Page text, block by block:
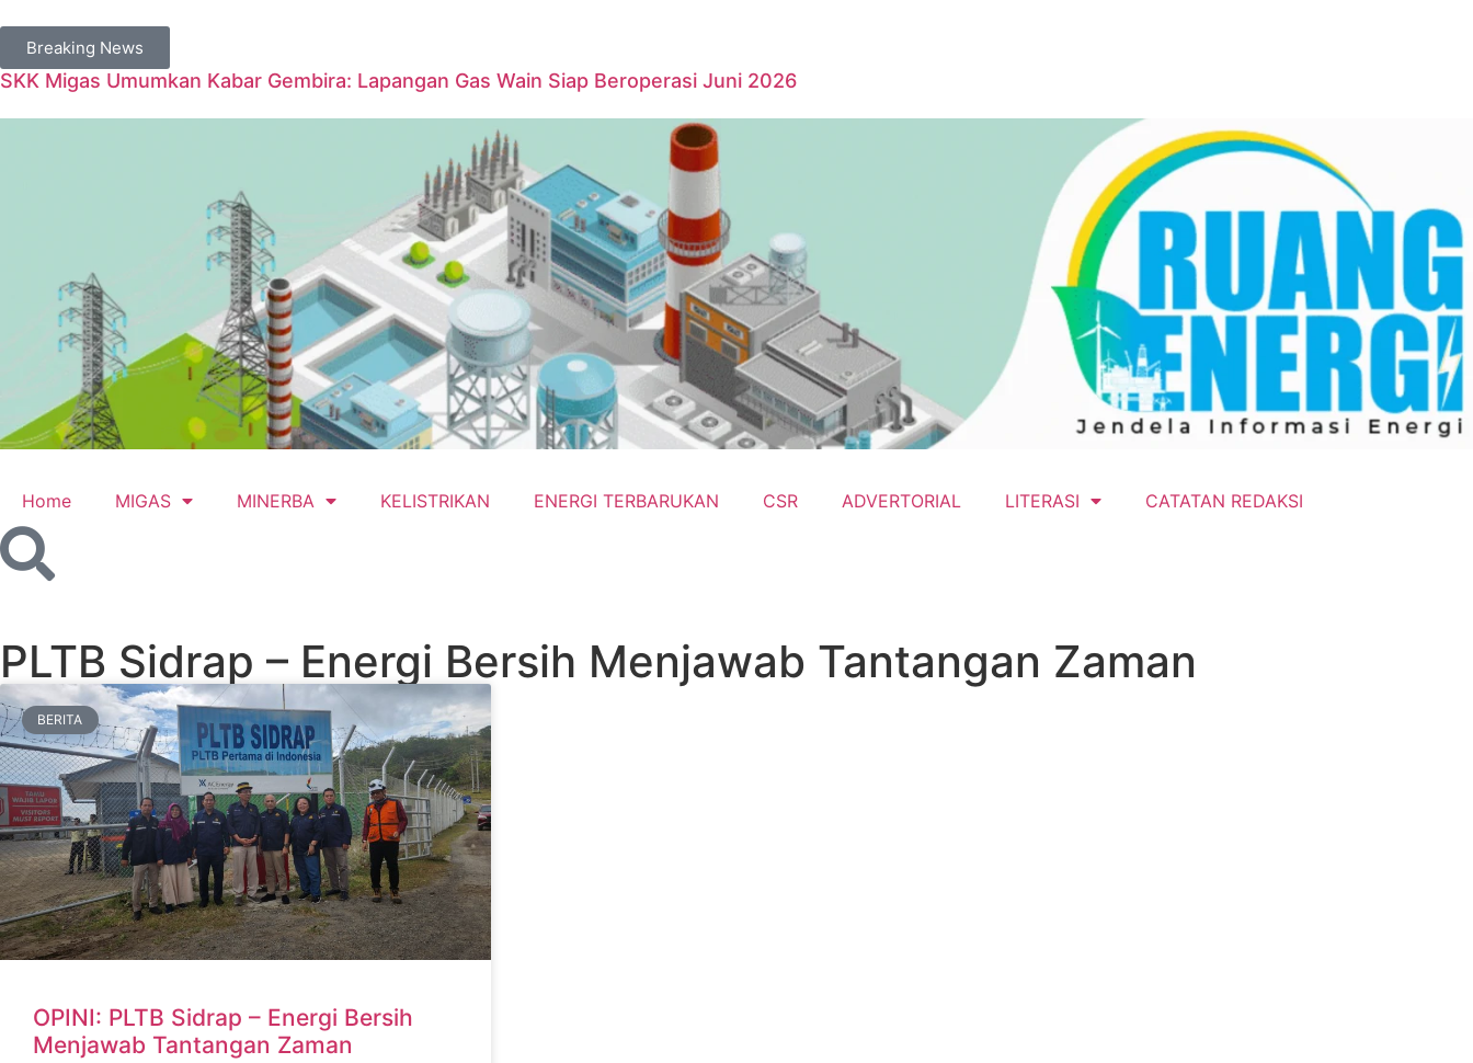
Breaking News
SKK Migas Umumkan Kabar Gembira: Lapangan Gas Wain Siap Beroperasi Juni 2026
Home MIGAS MINERBA KELISTRIKAN ENERGI TERBARUKAN CSR ADVERTORIAL LITERASI CATATAN REDAKSI
PLTB Sidrap – Energi Bersih Menjawab Tantangan Zaman
BERITA
OPINI: PLTB Sidrap – Energi Bersih
Menjawab Tantangan Zaman